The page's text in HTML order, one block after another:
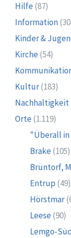
Hilfe (87)
Information
Kinder &
Kirche (54)
Kultur(183)
Nachhaltigkeit
Orte (1.119)
"Überall in
Brake (105)
Brüntorf,
Entrup (49)
Hörstmar
Leese (90)
Lemgo-